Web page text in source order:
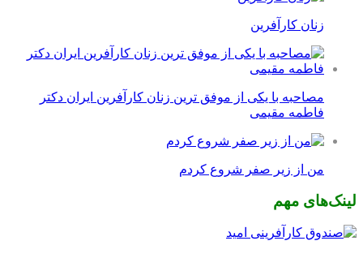
زنان کارآفرین
مصاحبه با یکی از موفق ترین زنان کارآفرین ایران دکتر
فاطمه مقیمی
من از زیر صفر شروع کردم
لینک‌های مهم